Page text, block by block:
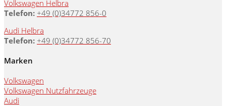
Volkswagen Helbra
Telefon: +49 (0)34772 856-0
Audi Helbra
Telefon: +49 (0)34772 856-70
Marken
Volkswagen
Volkswagen Nutzfahrzeuge
Audi